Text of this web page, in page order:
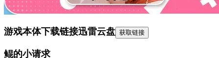
游戏本体下载链接迅雷云盘 获取链接
鲲的小请求